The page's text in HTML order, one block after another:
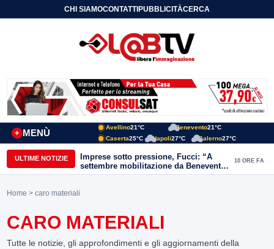
CHI SIAMOCONTATTIPUBBLICITÀCERCA
MENÙ
+
Avellino21°C Benevento21°C
Caserta25°C Napoli27°C Salerno27°C
ULTIME NOTIZIE
Imprese sotto pressione, Fucci: “A
settembre mobilitazione da Benevento
e Avellino”
10 ORE FA
Home > caro materiali
CARO MATERIALI
Tutte le notizie, gli approfondimenti e gli aggiornamenti della